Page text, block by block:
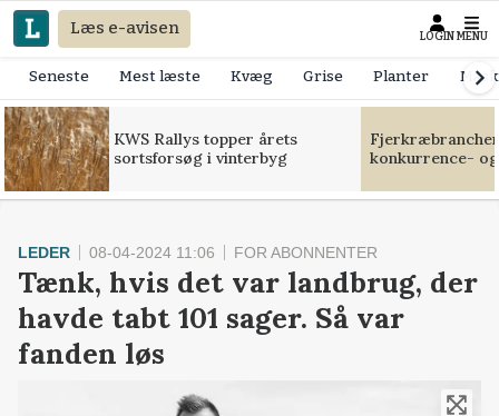
Læs e-avisen LOGIN MENU
Seneste Mest læste Kvæg Grise Planter
KWS Rallys topper årets
sortsforsøg i vinterbyg
konkurrence-
LEDER 08-04-2024 11:06 FOR ABONNENTER
Tænk, hvis det var landbrug, der
havde tabt 101 sager. Så var
fanden løs